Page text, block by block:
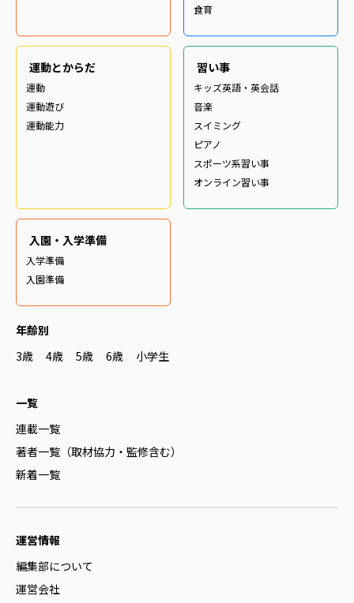
食育
運動とからだ
運動
運動遊び
運動能力
習い事
キッズ英語・英会話
音楽
スイミング
ピアノ
スポーツ系習い事
オンライン習い事
入園・入学準備
入学準備
入園準備
年齢別
3歳
4歳 5歳 6歳 小学生
一覧
連載一覧
著者一覧（取材協力・監修含む）
新着一覧
運営情報
編集部について
運営会社